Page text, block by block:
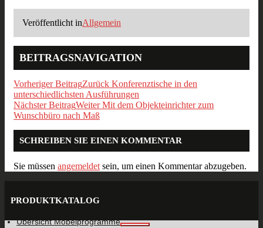
Veröffentlicht inAllgemein
BEITRAGSNAVIGATION
Vorheriger BeitragZurück Konferenztische in den
unterschiedlichsten Ausführungen
Nächster BeitragWeiter Mit dem Objekteinrichter zum
Wunschbüro nach Maß
SCHREIBEN SIE EINEN KOMMENTAR
Sie müssen angemeldet sein, um einen Kommentar abzugeben.
PRODUKTKATALOG
Übersicht Möbelprogramme